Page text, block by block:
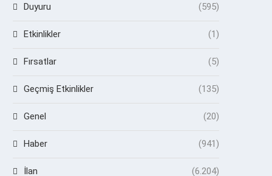
Duyuru (595)
Etkinlikler (1)
Fırsatlar (5)
Geçmiş Etkinlikler (135)
Genel (20)
Haber (941)
İlan (6.204)